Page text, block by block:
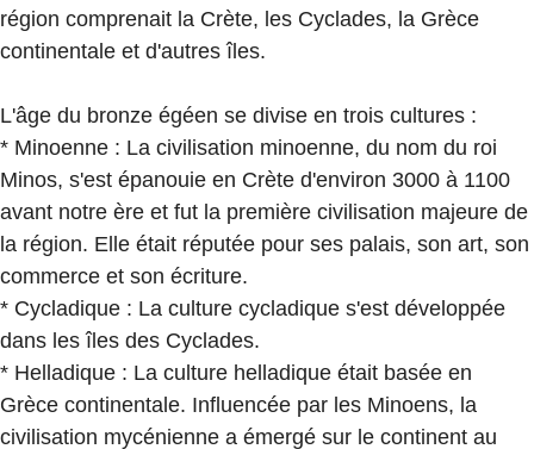
région comprenait la Crète, les Cyclades, la Grèce
continentale et d'autres îles.
L'âge du bronze égéen se divise en trois cultures :
* Minoenne : La civilisation minoenne, du nom du roi
Minos, s'est épanouie en Crète d'environ 3000 à 1100
avant notre ère et fut la première civilisation majeure de
la région. Elle était réputée pour ses palais, son art, son
commerce et son écriture.
* Cycladique : La culture cycladique s'est développée
dans les îles des Cyclades.
* Helladique : La culture helladique était basée en
Grèce continentale. Influencée par les Minoens, la
civilisation mycénienne a émergé sur le continent au